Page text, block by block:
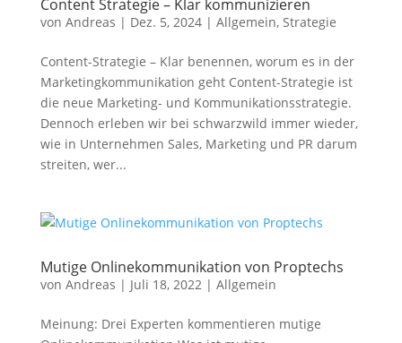
Content Strategie – Klar kommunizieren
von Andreas | Dez. 5, 2024| Allgemein, Strategie
Content-Strategie – Klar benennen, worum es in der
Marketingkommunikation geht Content-Strategie ist
die neue Marketing- und Kommunikationsstrategie.
Dennoch erleben wir bei schwarzwild immer wieder,
wie in Unternehmen Sales, Marketing und PR darum
streiten, wer...
Mutige Onlinekommunikation von Proptechs
von Andreas | Juli 18, 2022| Allgemein
Meinung: Drei Experten kommentieren mutige